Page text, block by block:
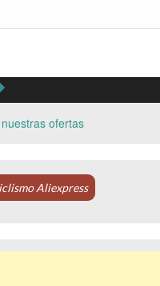
ofertas
Aliexpress